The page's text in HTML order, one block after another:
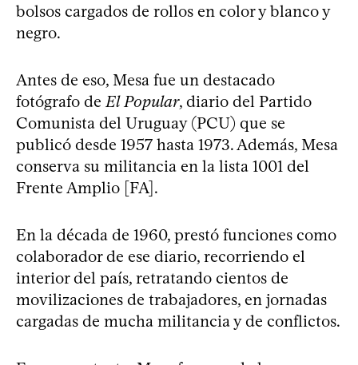
bolsos cargados de rollos en color y blanco y
negro.
Antes de eso, Mesa fue un destacado
fotógrafo de El Popular, diario del Partido
Comunista del Uruguay (PCU) que se
publicó desde 1957 hasta 1973. Además, Mesa
conserva su militancia en la lista 1001 del
Frente Amplio [FA].
En la década de 1960, prestó funciones como
colaborador de ese diario, recorriendo el
interior del país, retratando cientos de
movilizaciones de trabajadores, en jornadas
cargadas de mucha militancia y de conflictos.